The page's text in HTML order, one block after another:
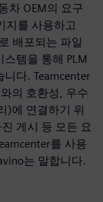
차 OEM의 요구
지를 사용하고
배포되는 파일
템을 통해 PLM
다. Teamcenter
의 호환성, 우수
)에 연결하기 위
게시 등 모든 요
를 사용
는 말합니다.